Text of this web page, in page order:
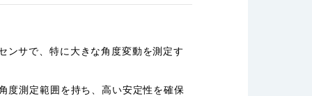
ンサで、特に大きな角度変動を測定す
度測定範囲を持ち、高い安定性を確保